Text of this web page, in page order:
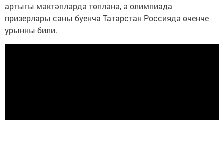
артыгы мәктәпләрдә төпләнә, ә олимпиада
призерлары саны буенча Татарстан Россиядә өченче
урынны били.